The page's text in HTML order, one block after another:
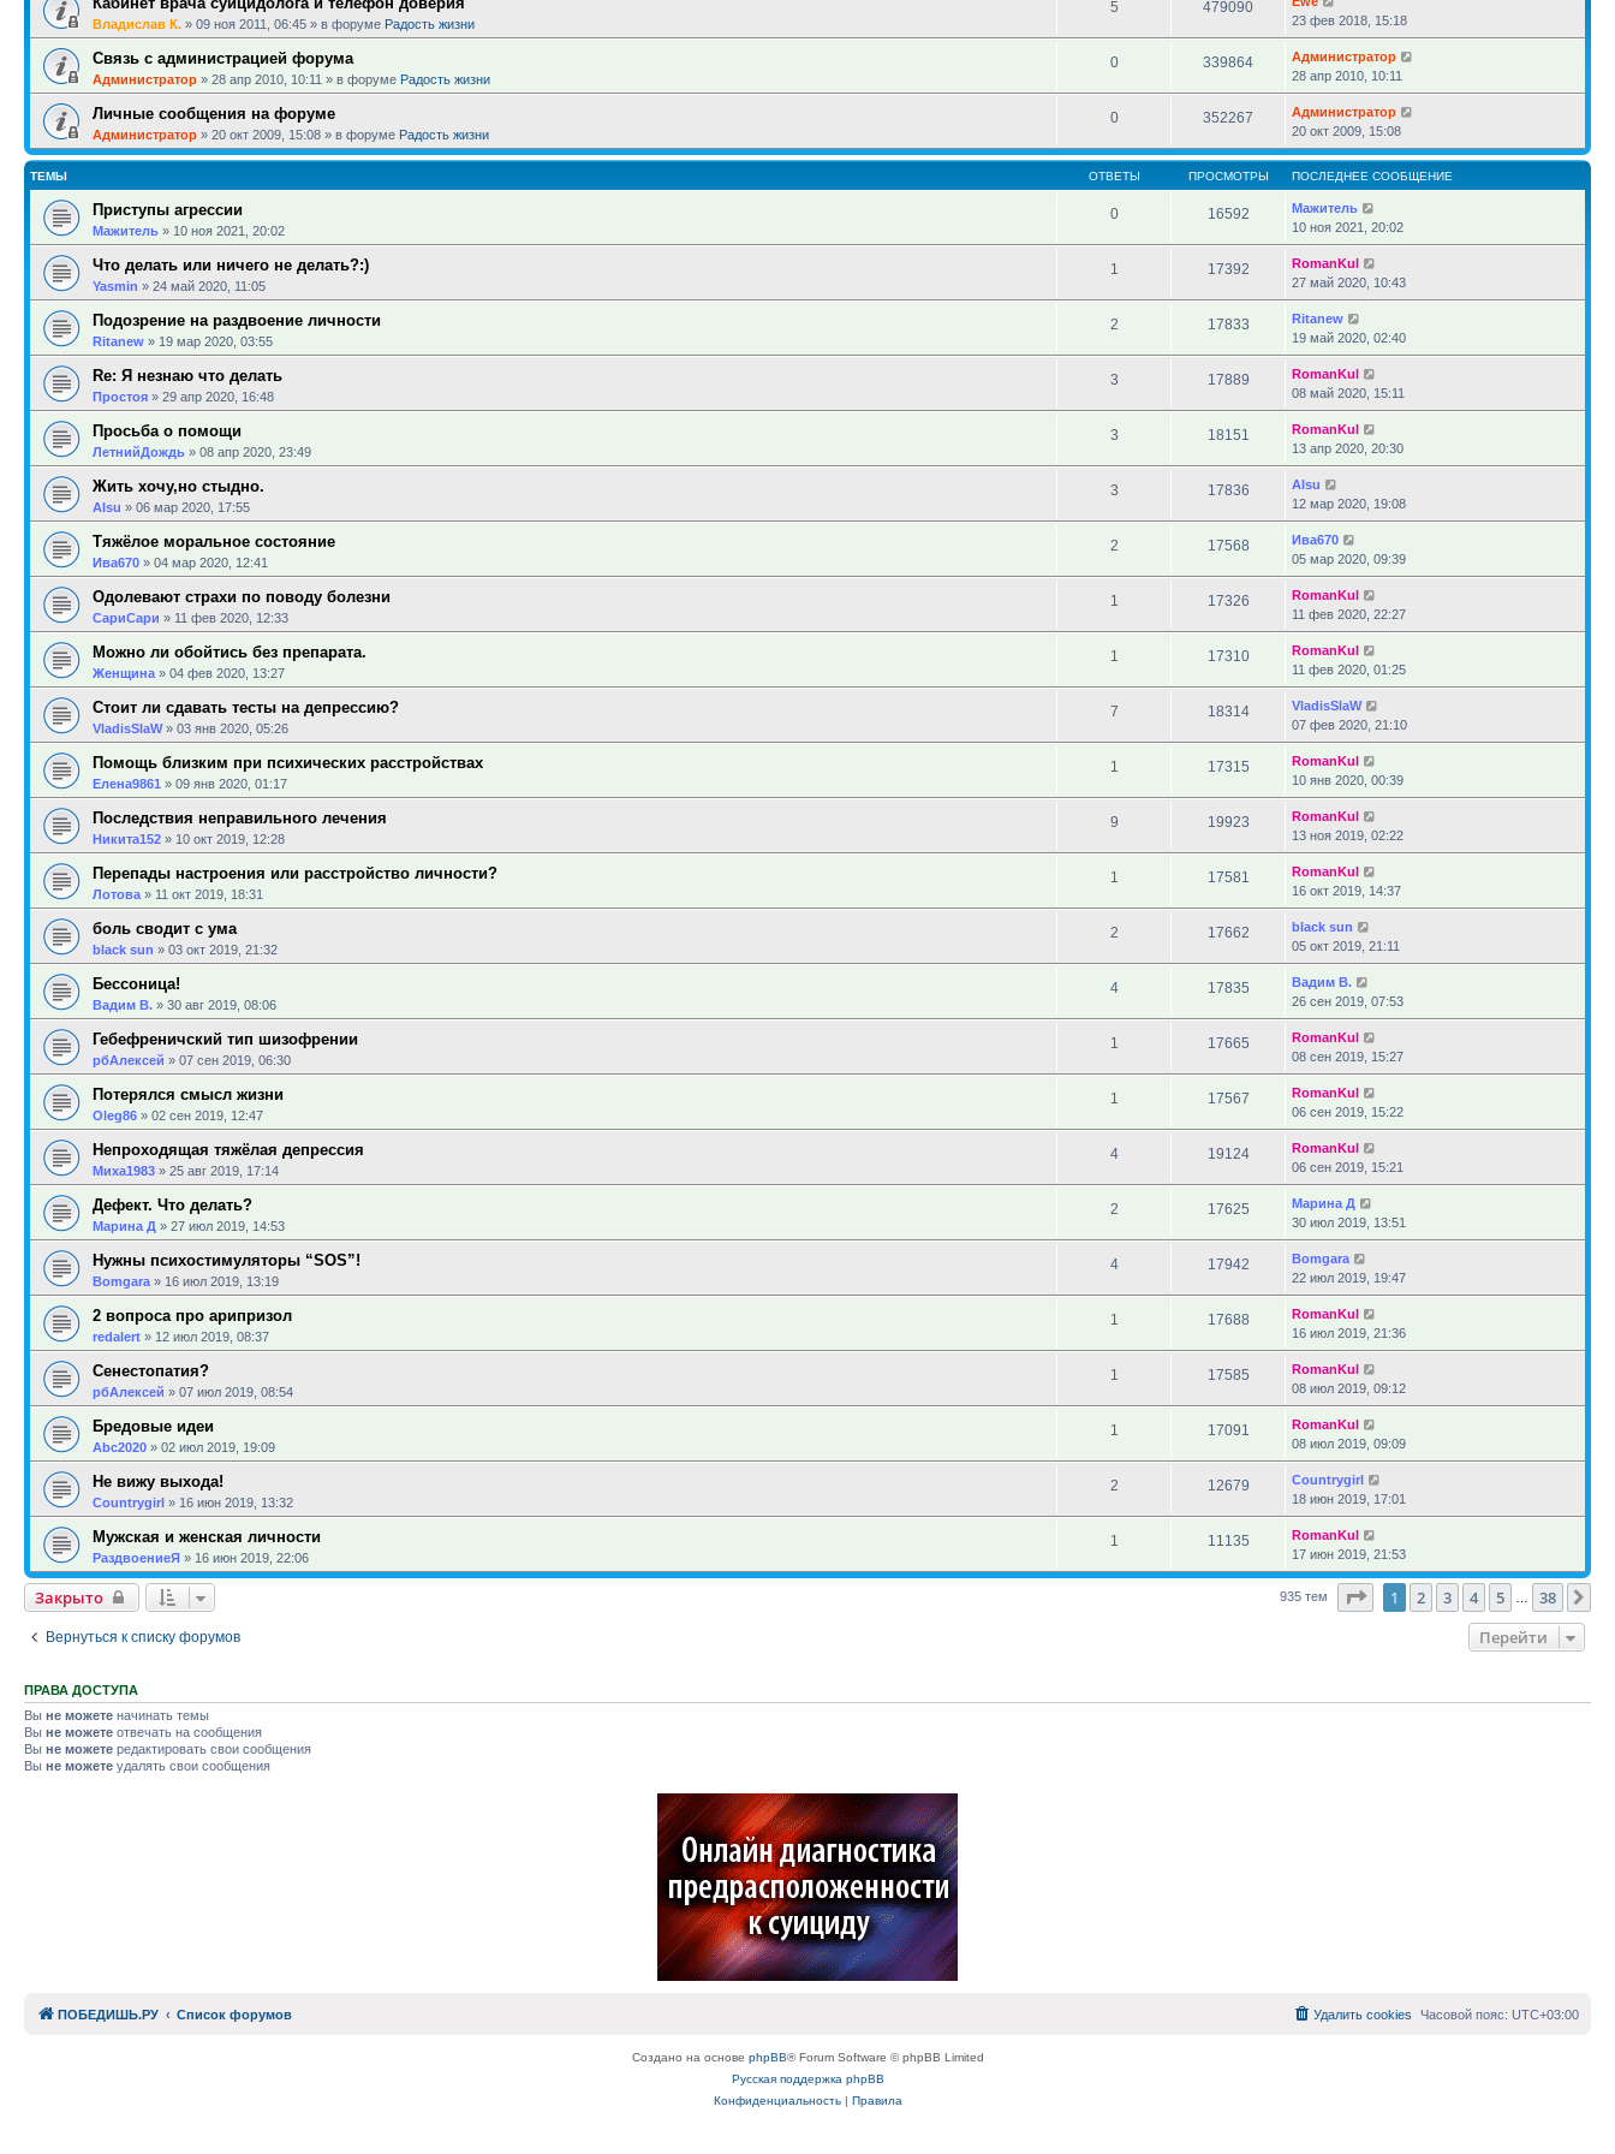
Владислав К. » 09 ноя 2011, 06:45 » в форуме Радость жизни
5 479090
23 фев 2018, 15:18
Связь с администрацией форума
Администратор » 28 апр 2010, 10:11 » в форуме Радость жизни
0 339864
Администратор
28 апр 2010, 10:11
Личные сообщения на форуме
Администратор » 20 окт 2009, 15:08 » в форуме Радость жизни
0 352267
Администратор
20 окт 2009, 15:08
ТЕМЫ ОТВЕТЫ ПРОСМОТРЫ ПОСЛЕДНЕЕ СООБЩЕНИЕ
Приступы агрессии
Мажитель » 10 ноя 2021, 20:02
0 16592
Мажитель
10 ноя 2021, 20:02
Что делать или ничего не делать?:)
Yasmin » 24 май 2020, 11:05
1 17392
RomanKul
27 май 2020, 10:43
Подозрение на раздвоение личности
Ritanew » 19 мар 2020, 03:55
2 17833
Ritanew
19 май 2020, 02:40
Re: Я незнаю что делать
Простоя » 29 апр 2020, 16:48
3 17889
RomanKul
08 май 2020, 15:11
Просьба о помощи
ЛетнийДождь » 08 апр 2020, 23:49
3 18151
RomanKul
13 апр 2020, 20:30
Жить хочу,но стыдно.
Alsu » 06 мар 2020, 17:55
3 17836
Alsu
12 мар 2020, 19:08
Тяжёлое моральное состояние
Ива670 » 04 мар 2020, 12:41
2 17568
Ива670
05 мар 2020, 09:39
Одолевают страхи по поводу болезни
СариСари » 11 фев 2020, 12:33
1 17326
RomanKul
11 фев 2020, 22:27
Можно ли обойтись без препарата.
Женщина » 04 фев 2020, 13:27
1 17310
RomanKul
11 фев 2020, 01:25
Стоит ли сдавать тесты на депрессию?
VladisSlaW» 03 янв 2020, 05:26
7 18314
VladisSlaW
07 фев 2020, 21:10
Помощь близким при психических расстройствах
Елена9861 » 09 янв 2020, 01:17
1 17315
RomanKul
10 янв 2020, 00:39
Последствия неправильного лечения
Никита152 » 10 окт 2019, 12:28
9 19923
RomanKul
13 ноя 2019, 02:22
Перепады настроения или расстройство личности?
Лотова » 11 окт 2019, 18:31
1 17581
RomanKul
16 окт 2019, 14:37
боль сводит с ума
black sun » 03 окт 2019, 21:32
2 17662
black sun
05 окт 2019, 21:11
Бессоница!
Вадим В. » 30 авг 2019, 08:06
4 17835
Вадим В.
26 сен 2019, 07:53
Гебефреничский тип шизофрении
рбАлексей » 07 сен 2019, 06:30
1 17665
RomanKul
08 сен 2019, 15:27
Потерялся смысл жизни
Oleg86 » 02 сен 2019, 12:47
1 17567
RomanKul
06 сен 2019, 15:22
Непроходящая тяжёлая депрессия
Миха1983 » 25 авг 2019, 17:14
4 19124
RomanKul
06 сен 2019, 15:21
Дефект. Что делать?
Марина Д » 27 июл 2019, 14:53
2 17625
Марина Д
30 июл 2019, 13:51
Нужны психостимуляторы “SOS”!
Bomgara » 16 июл 2019, 13:19
4 17942
Bomgara
22 июл 2019, 19:47
2 вопроса про арипризол
redalert » 12 июл 2019, 08:37
1 17688
RomanKul
16 июл 2019, 21:36
Сенестопатия?
рбАлексей » 07 июл 2019, 08:54
1 17585
RomanKul
08 июл 2019, 09:12
Бредовые идеи
Abc2020 » 02 июл 2019, 19:09
1 17091
RomanKul
08 июл 2019, 09:09
Не вижу выхода!
Countrygirl » 16 июн 2019, 13:32
2 12679
Countrygirl
18 июн 2019, 17:01
Мужская и женская личности
РаздвоениеЯ » 16 июн 2019, 22:06
1 11135
RomanKul
17 июн 2019, 21:53
Закрыто 935 тем Страница1 из 38
1 2 3 4 5 38
Вернуться к списку форумов Перейти
ПРАВА ДОСТУПА
Вы не можете начинать темы
Вы не можете отвечать на сообщения
Вы не можете редактировать свои сообщения
Вы не можете удалять свои сообщения
ПОБЕДИШЬ.РУ Список форумов Часовой пояс: UTC+03:00
Удалить cookies
Создано на основе phpBB® Forum Software © phpBB Limited
Русская поддержка phpBB
Конфиденциальность| Правила